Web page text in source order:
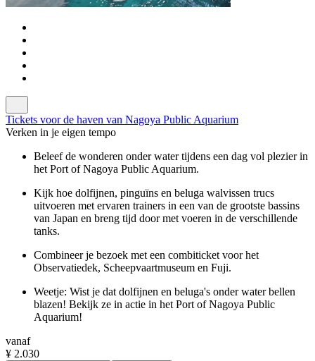
Tickets voor de haven van Nagoya Public Aquarium
Verken in je eigen tempo
Beleef de wonderen onder water tijdens een dag vol plezier in
het Port of Nagoya Public Aquarium.
Kijk hoe dolfijnen, pinguïns en beluga walvissen trucs
uitvoeren met ervaren trainers in een van de grootste bassins
van Japan en breng tijd door met voeren in de verschillende
tanks.
Combineer je bezoek met een combiticket voor het
Observatiedek, Scheepvaartmuseum en Fuji.
Weetje: Wist je dat dolfijnen en beluga's onder water bellen
blazen! Bekijk ze in actie in het Port of Nagoya Public
Aquarium!
vanaf
¥ 2.030